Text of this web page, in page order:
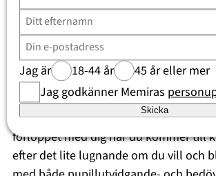
Hur behandlas grå starr
Memira?
Grå starr behandlas med en
är helt smärtfri. Båda ögonen opereras
Operationsdagen börjar med att vi går
förloppet med dig när du kommer till
efter det lite lugnande om du vill och
Jag är 18-44 år
45 år eller mer
Jag godkänner Memiras
Skicka